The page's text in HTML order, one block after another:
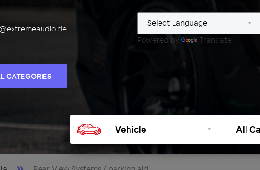
Powered by
Translate
CATEGORIES
vehicle
Select
category